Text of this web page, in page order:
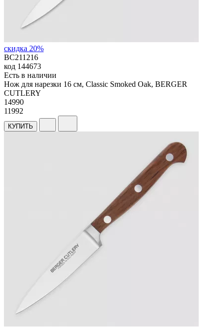
скидка 20%
BC211216
код 144673
Есть в наличии
Нож для нарезки 16 см, Classic Smoked Oak, BERGER
CUTLERY
14990
11992
КУПИТЬ